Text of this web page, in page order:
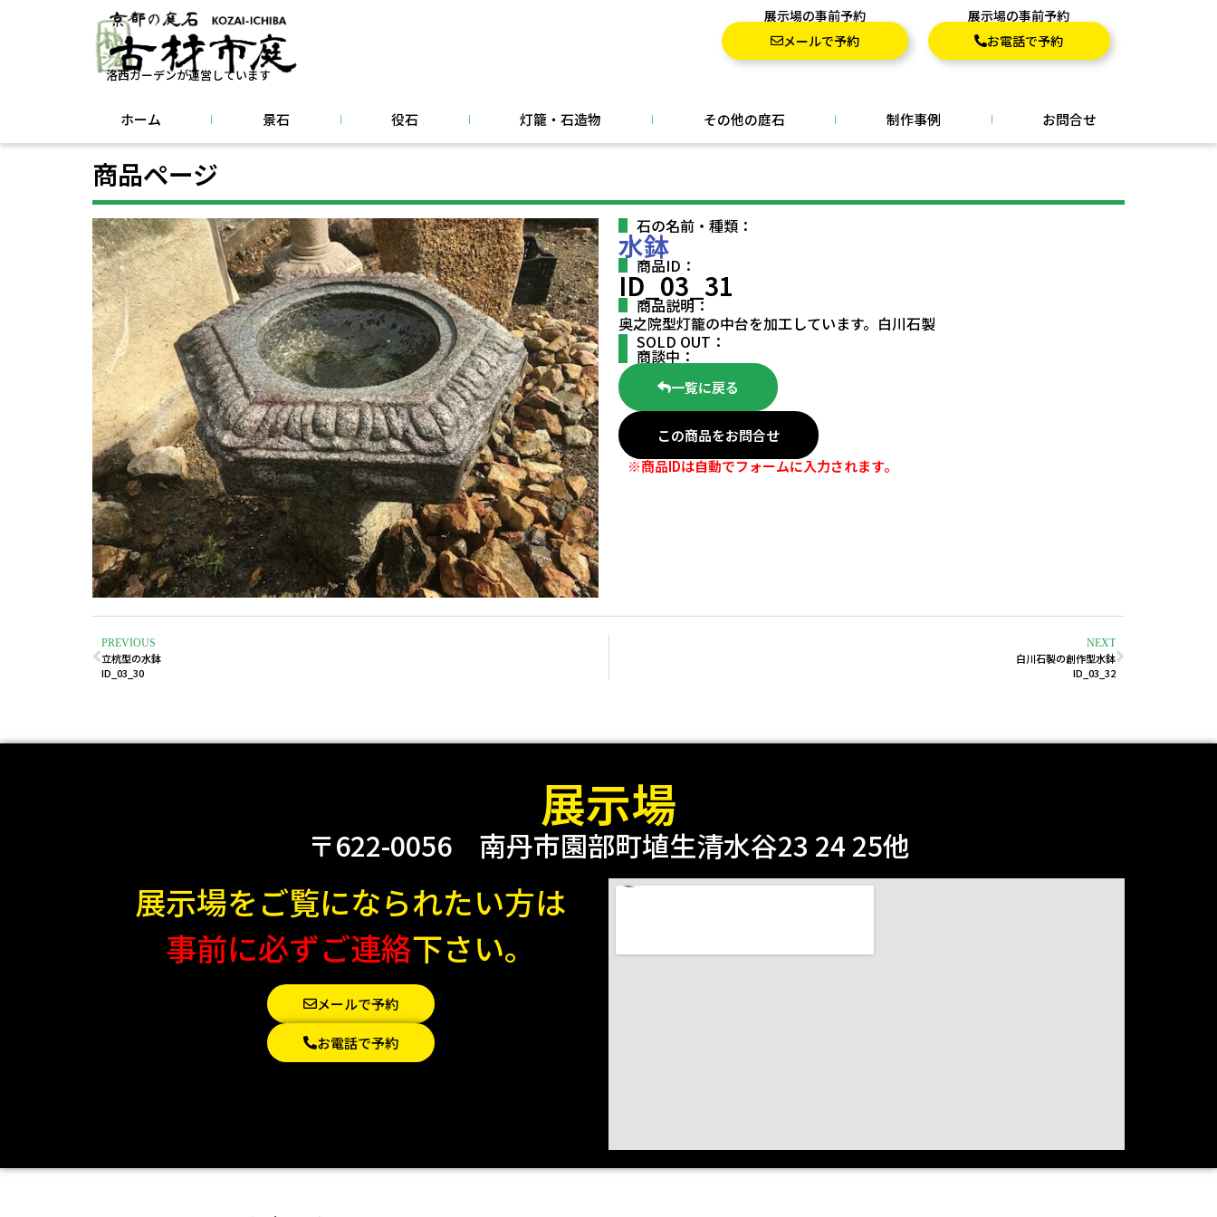
洛西ガーデンが運営しています
展示場の事前予約
メールで予約
展示場の事前予約
お電話で予約
ホーム 景石 役石 灯籠・石造物 その他の庭石 制作事例 お問合せ
商品ページ
石の名前・種類：
水鉢
商品ID：
ID_03_31
商品説明：
奥之院型灯籠の中台を加工しています。白川石製
SOLD OUT：
商談中：
一覧に戻る
この商品をお問合せ
※商品IDは自動でフォームに入力されます。
PREVIOUS
立杭型の水鉢
ID_03_30
NEXT
白川石製の創作型水鉢
ID_03_32
展示場
〒622-0056 南丹市園部町埴生清水谷23 24 25他
展示場をご覧になられたい方は
事前に必ずご連絡下さい。
メールで予約
お電話で予約